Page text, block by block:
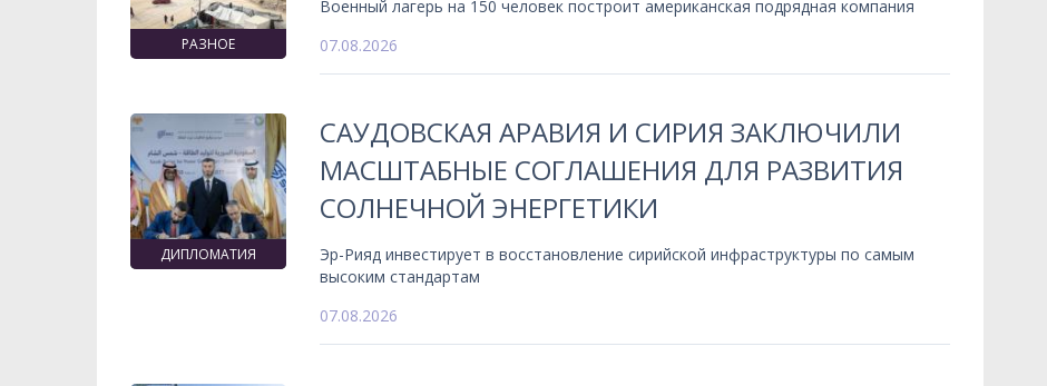
РАЗНОЕ
Военный лагерь на 150 человек построит американская подрядная компания
07.08.2026
ДИПЛОМАТИЯ
САУДОВСКАЯ АРАВИЯ И СИРИЯ ЗАКЛЮЧИЛИ
МАСШТАБНЫЕ СОГЛАШЕНИЯ ДЛЯ РАЗВИТИЯ
СОЛНЕЧНОЙ ЭНЕРГЕТИКИ
Эр-Рияд инвестирует в восстановление сирийской инфраструктуры по самым
высоким стандартам
07.08.2026